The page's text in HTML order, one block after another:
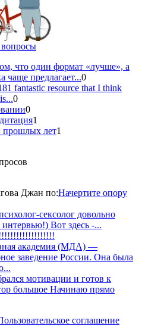
что один формат «лучше», а
чаще предлагает...0
fantastic resource that I think
0
0
1
прошлых лет1
Джан по:Начертите опору
сексолог довольно
Вот здесь -...
академия (МДА) —
заведение России. Она была
мотивации и готов к
большое Начинаю прямо
соглашение